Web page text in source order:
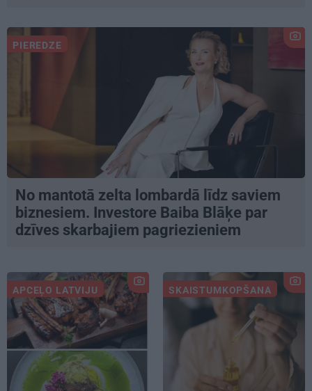
PIEREDZE
No mantotā zelta lombardā līdz saviem
biznesiem. Investore Baiba Blāķe par
dzīves skarbajiem pagriezieniem
APCEĻO LATVIJU SKAISTUMKOPŠANA